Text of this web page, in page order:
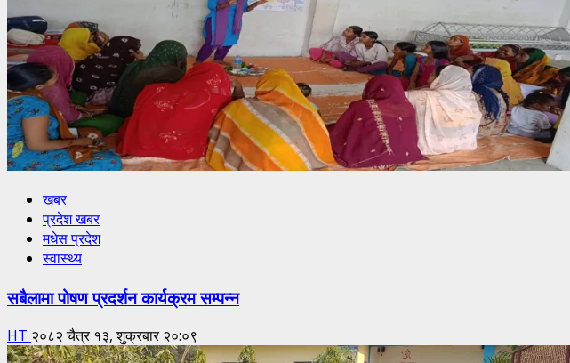
खबर
प्रदेश खबर
मधेस प्रदेश
स्वास्थ्य
सबैलामा पोषण प्रदर्शन कार्यक्रम सम्पन्न
HT २०८२ चैत्र १३, शुक्रबार २०:०९